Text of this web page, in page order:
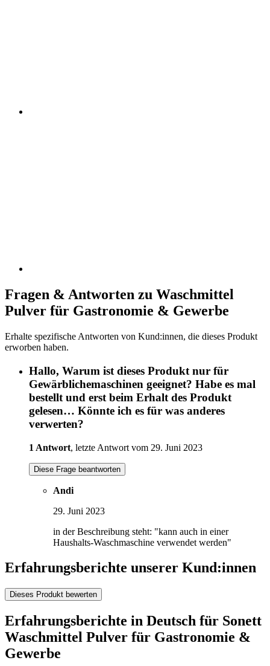
Fragen & Antworten zu Waschmittel
Pulver für Gastronomie & Gewerbe
Erhalte spezifische Antworten von Kund:innen, die dieses Produkt
erworben haben.
Hallo, Warum ist dieses Produkt nur für
Gewärblichemaschinen geeignet? Habe es mal
bestellt und erst beim Erhalt des Produkt
gelesen… Könnte ich es für was anderes
verwerten?
1 Antwort, letzte Antwort vom 29. Juni 2023
Diese Frage beantworten
Andi
29. Juni 2023
in der Beschreibung steht: "kann auch in einer
Haushalts-Waschmaschine verwendet werden"
Erfahrungsberichte unserer Kund:innen
Dieses Produkt bewerten
Erfahrungsberichte in Deutsch für Sonett
Waschmittel Pulver für Gastronomie &
Gewerbe